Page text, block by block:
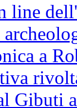
line
a
Gibuti